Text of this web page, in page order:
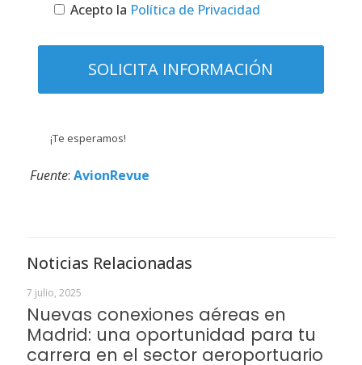
Acepto la Política de Privacidad
¡Te esperamos!
Fuente: AvionRevue
Noticias Relacionadas
7 julio, 2025
Nuevas conexiones aéreas en
Madrid: una oportunidad para tu
carrera en el sector aeroportuario